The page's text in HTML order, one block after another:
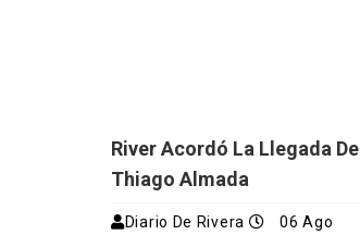
River Acordó La Llegada De
Thiago Almada
Diario De Rivera
06 Ago